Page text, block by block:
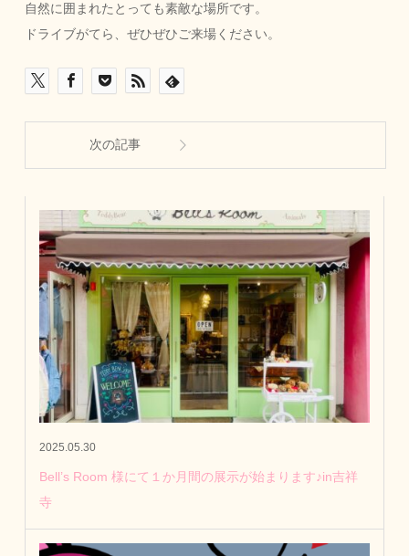
自然に囲まれたとっても素敵な場所です。
ドライブがてら、ぜひぜひご来場ください。
次の記事
2025.05.30
Bell’s Room 様にて１か月間の展示が始まります♪in吉祥
寺